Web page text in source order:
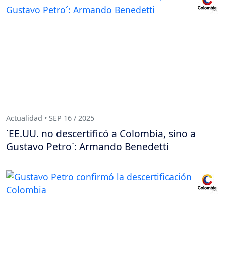
Actualidad • SEP 16 / 2025
´EE.UU. no descertificó a Colombia, sino a
Gustavo Petro´: Armando Benedetti